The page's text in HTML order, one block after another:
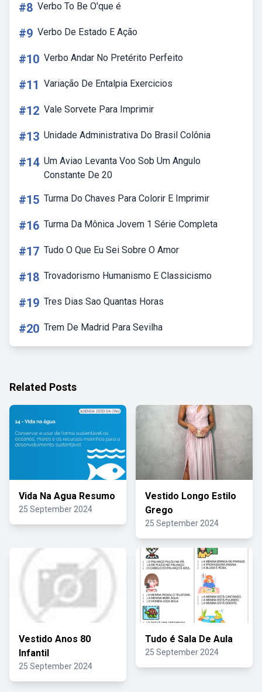
#8 Verbo To Be O'que é
#9 Verbo De Estado E Ação
#10 Verbo Andar No Pretérito Perfeito
#11 Variação De Entalpia Exercicios
#12 Vale Sorvete Para Imprimir
#13 Unidade Administrativa Do Brasil Colônia
#14 Um Aviao Levanta Voo Sob Um Angulo
Constante De 20
#15 Turma Do Chaves Para Colorir E Imprimir
#16 Turma Da Mônica Jovem 1 Série Completa
#17 Tudo O Que Eu Sei Sobre O Amor
#18 Trovadorismo Humanismo E Classicismo
#19 Tres Dias Sao Quantas Horas
#20 Trem De Madrid Para Sevilha
Related Posts
Vida Na Agua Resumo
25 September 2024
Vestido Longo Estilo
Grego
25 September 2024
Vestido Anos 80
Infantil
25 September 2024
Tudo é Sala De Aula
25 September 2024